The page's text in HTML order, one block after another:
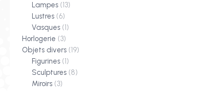
Lampes (13)
Lustres (6)
Vasques (1)
Horlogerie (3)
Objets divers (19)
Figurines (1)
Sculptures (8)
Miroirs (3)